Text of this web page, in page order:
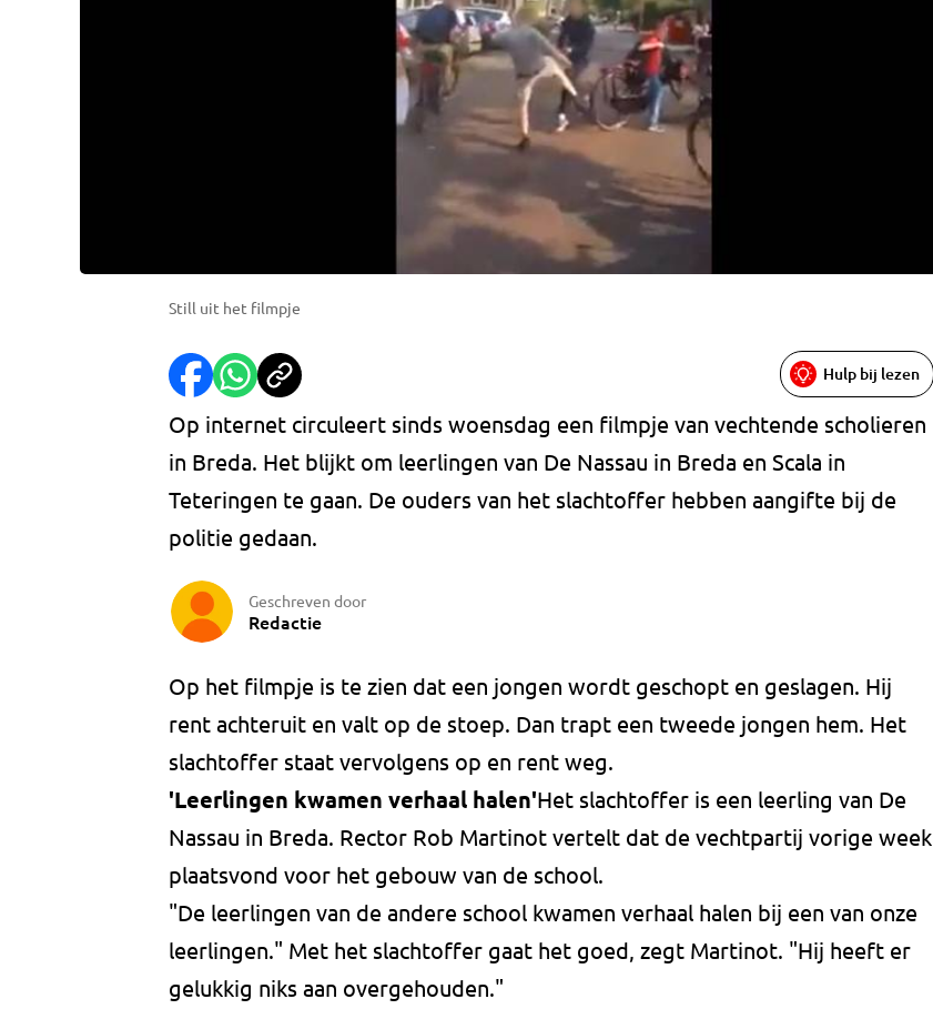
Still uit het filmpje
Hulp bij lezen
Op internet circuleert sinds woensdag een filmpje van vechtende scholieren
in Breda. Het blijkt om leerlingen van De Nassau in Breda en Scala in
Teteringen te gaan. De ouders van het slachtoffer hebben aangifte bij de
politie gedaan.
Geschreven door
Redactie
Op het filmpje is te zien dat een jongen wordt geschopt en geslagen. Hij
rent achteruit en valt op de stoep. Dan trapt een tweede jongen hem. Het
slachtoffer staat vervolgens op en rent weg.
'Leerlingen kwamen verhaal halen'Het slachtoffer is een leerling van De
Nassau in Breda. Rector Rob Martinot vertelt dat de vechtpartij vorige week
plaatsvond voor het gebouw van de school.
"De leerlingen van de andere school kwamen verhaal halen bij een van onze
leerlingen." Met het slachtoffer gaat het goed, zegt Martinot. "Hij heeft er
gelukkig niks aan overgehouden."